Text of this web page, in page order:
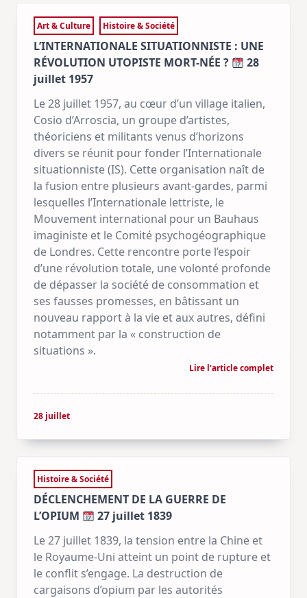
Art & Culture Histoire & Société
L’INTERNATIONALE SITUATIONNISTE : UNE
RÉVOLUTION UTOPISTE MORT-NÉE ?
28
juillet 1957
Le 28 juillet 1957, au cœur d’un village italien,
Cosio d’Arroscia, un groupe d’artistes,
théoriciens et militants venus d’horizons
divers se réunit pour fonder l’Internationale
situationniste (IS). Cette organisation naît de
la fusion entre plusieurs avant-gardes, parmi
lesquelles l’Internationale lettriste, le
Mouvement international pour un Bauhaus
imaginiste et le Comité psychogéographique
de Londres. Cette rencontre porte l’espoir
d’une révolution totale, une volonté profonde
de dépasser la société de consommation et
ses fausses promesses, en bâtissant un
nouveau rapport à la vie et aux autres, défini
notamment par la « construction de
situations ».
Lire l'article complet
28 juillet
Histoire & Société
DÉCLENCHEMENT DE LA GUERRE DE
L’OPIUM
27 juillet 1839
Le 27 juillet 1839, la tension entre la Chine et
le Royaume-Uni atteint un point de rupture et
le conflit s’engage. La destruction de
cargaisons d’opium par les autorités